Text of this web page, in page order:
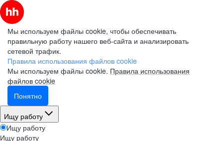
Мы используем файлы cookie, чтобы обеспечивать
правильную работу нашего веб-сайта и анализировать
сетевой трафик.
Правила использования файлов cookie
Мы используем файлы cookie. Правила использования
файлов cookie
Понятно
Ищу работу
Ищу работу
Ищу работу